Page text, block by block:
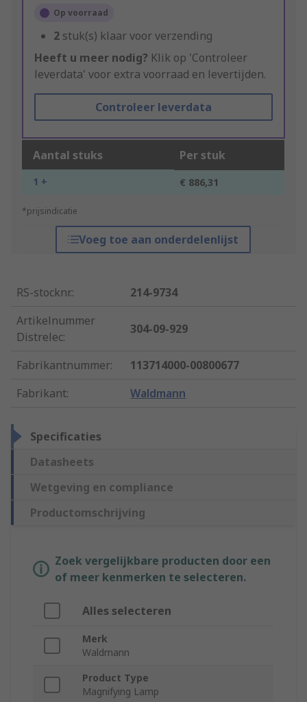
Op voorraad
2 stuk(s) klaar voor verzending
Heeft u meer nodig? Klik op 'Controleer
leverdata' voor extra voorraad en levertijden.
Controleer leverdata
Aantal stuks Per stuk
1 + € 886,31
*prijsindicatie
Voeg toe aan onderdelenlijst
RS-stocknr.:
214-9734
Artikelnummer
Distrelec:
304-09-929
Fabrikantnummer:
113714000-00800677
Fabrikant: Waldmann
Specificaties
Datasheets
Wetgeving en compliance
Productomschrijving
Zoek vergelijkbare producten door een
of meer kenmerken te selecteren.
Alles selecteren
Merk
Waldmann
Product Type
Magnifying Lamp